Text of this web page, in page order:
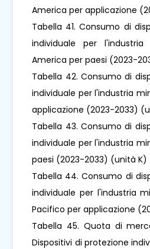
America per applicazione
Tabella 41. Consumo di
individuale per
America per paesi (2023-
Tabella 42. Consumo di
individuale per l'industria
applicazione (2023-2033)
Tabella 43. Consumo di
individuale per l'industria
paesi (2023-2033) (unità K)
Tabella 44. Consumo di
individuale per l'industria
Pacifico per applicazione
Tabella 45. Quota di
Dispositivi di protezione